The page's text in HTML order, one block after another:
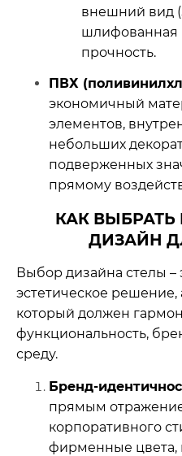
внешний вид
шлифованная
прочность.
ПВХ
экономичный
элементов,
небольших
подверженных
прямому
КАК
ДИЗАЙН
Выбор дизайна стелы –
эстетическое решение,
который должен
функциональность,
среду.
Бренд-
прямым
корпоративного
фирменные цвета,